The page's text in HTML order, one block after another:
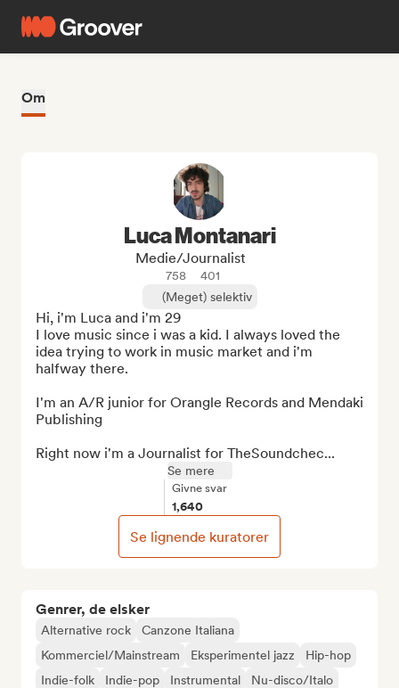
Om
Genrer, de elsker
Alternative rock
Canzone Italiana
Kommerciel/Mainstream
Eksperimentel jazz
Hip-hop
Indie-folk
Indie-pop Instrumental
Nu-disco/Italo
Luca Montanari
Medie/journalist
758
401
(Meget) selektiv
Hi, i'm Luca and i'm 29
I love music since i was a kid. I always loved the
idea trying to work in music market and i'm
halfway there.
I'm an A/R junior for Orangle Records and Mendaki
Publishing
Right now i'm a Journalist for TheSoundchec...
Se mere
Givne svar
1,640
Se lignende kuratorer